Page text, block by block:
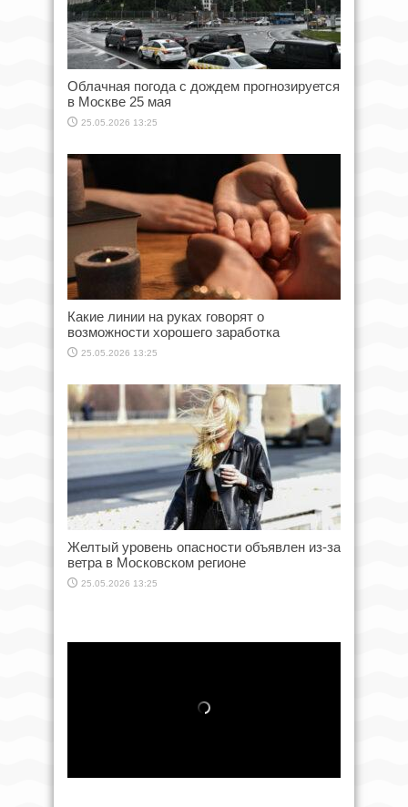
Облачная погода с дождем прогнозируется
в Москве 25 мая
25.05.2026 13:25
Какие линии на руках говорят о
возможности хорошего заработка
25.05.2026 13:25
Желтый уровень опасности объявлен из-за
ветра в Московском регионе
25.05.2026 13:25